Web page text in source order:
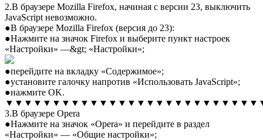
2.В браузере Mozilla Firefox, начиная с версии 23, выключить
JavaScript невозможно.
●В браузере Mozilla Firefox (версия до 23):
●Нажмите на значок Firefox и выберите пункт настроек
«Настройки» —&gt; «Настройки»;
●перейдите на вкладку «Содержимое»;
●установите галочку напротив «Использовать JavaScript»;
●нажмите OK.
3.В браузере Opera
●Нажмите на значок «Opera» и перейдите в раздел
«Настройки» — «Общие настройки»;